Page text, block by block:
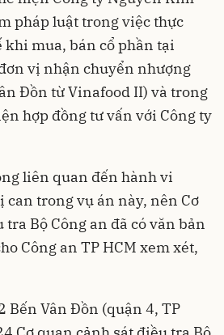
pháp luật trong việc thực
mua, bán cổ phần tại
vị nhận chuyển nhượng
Đồn từ Vinafood II) và trong
hợp đồng tư vấn với Công ty
liên quan đến hành vi
can trong vụ án này, nên Cơ
Bộ Công an đã có văn bản
Công an TP HCM xem xét,
Bến Vân Đồn (quận 4, TP